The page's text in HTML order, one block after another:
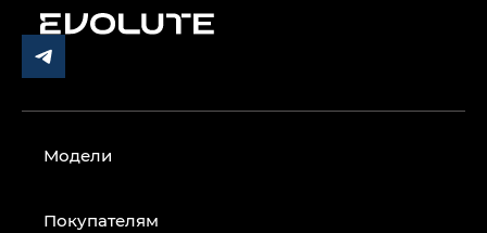
Модели
Покупателям